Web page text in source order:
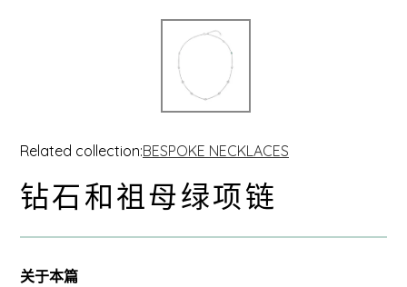
Related collection:BESPOKE NECKLACES
钻石和祖母绿项链
关于本篇